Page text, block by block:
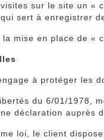
sur le site un
sert à enregistrer
la mise en place de
à protéger
du 6/01/1978,
déclaration
loi, le client